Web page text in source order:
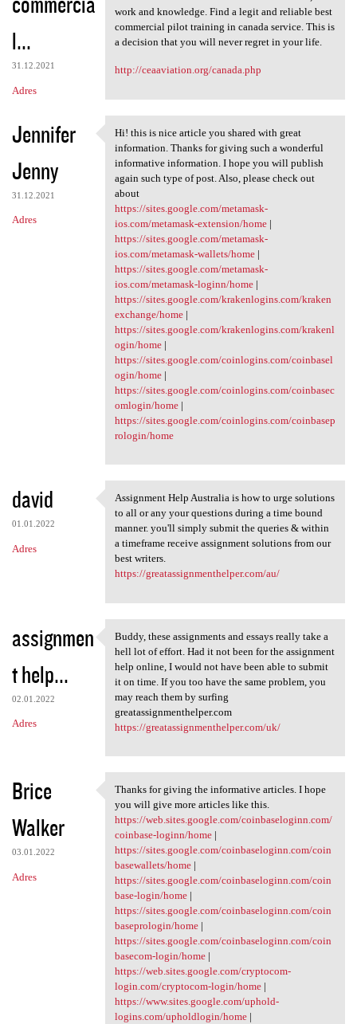
l...
31.12.2021
Adres
work and knowledge. Find a legit and reliable best
commercial pilot training in canada service. This is
a decision that you will never regret in your life.
http://ceaaviation.org/canada.php
Jennifer
Jenny
31.12.2021
Adres
Hi! this is nice article you
Hi! this is nice article you shared with great
information. Thanks for giving such a wonderful
informative information. I hope you will publish
again such type of post. Also, please check out
about
https://sites.google.com/metamask-
ios.com/metamask-extension/home|
https://sites.google.com/metamask-
ios.com/metamask-wallets/home|
https://sites.google.com/metamask-
ios.com/metamask-loginn/home|
https://sites.google.com/krakenlogins.com/kraken
exchange/home|
https://sites.google.com/krakenlogins.com/krakenl
ogin/home|
https://sites.google.com/coinlogins.com/coinbasel
ogin/home|
https://sites.google.com/coinlogins.com/coinbasec
omlogin/home|
https://sites.google.com/coinlogins.com/coinbasep
rologin/home
david
01.01.2022
Adres
Assignment Help Australia is
Assignment Help Australia is how to urge solutions
to all or any your questions during a time bound
manner. you'll simply submit the queries & within
a timeframe receive assignment solutions from our
best writers.
https://greatassignmenthelper.com/au/
assignmen
t help...
02.01.2022
Adres
Buddy, these assignments and
Buddy, these assignments and essays really take a
hell lot of effort. Had it not been for the assignment
help online, I would not have been able to submit
it on time. If you too have the same problem, you
may reach them by surfing
greatassignmenthelper.com
https://greatassignmenthelper.com/uk/
Brice
Walker
03.01.2022
Adres
Thanks for giving the
Thanks for giving the informative articles. I hope
you will give more articles like this.
https://web.sites.google.com/coinbaseloginn.com/
coinbase-loginn/home|
https://sites.google.com/coinbaseloginn.com/coin
basewallets/home|
https://sites.google.com/coinbaseloginn.com/coin
base-login/home|
https://sites.google.com/coinbaseloginn.com/coin
baseprologin/home|
https://sites.google.com/coinbaseloginn.com/coin
basecom-login/home|
https://web.sites.google.com/cryptocom-
login.com/cryptocom-login/home|
https://www.sites.google.com/uphold-
logins.com/upholdlogin/home|